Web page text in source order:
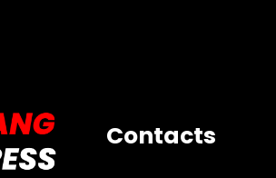
Contacts